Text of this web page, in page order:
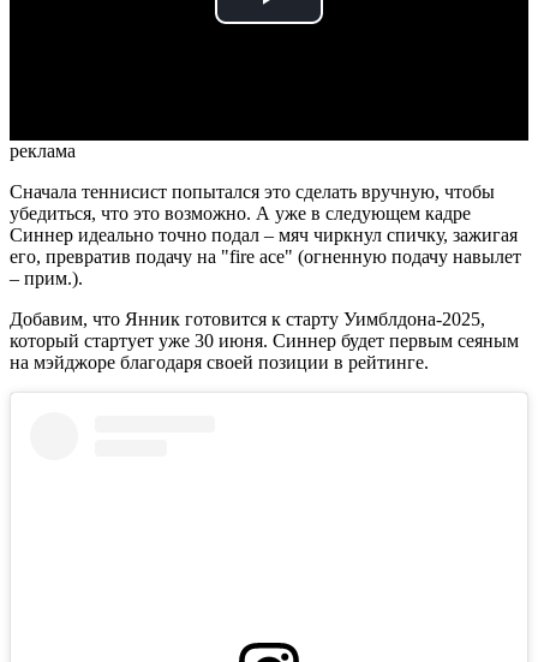
Play
реклама
Сначала теннисист попытался это сделать вручную, чтобы
убедиться, что это возможно. А уже в следующем кадре
Синнер идеально точно подал – мяч чиркнул спичку, зажигая
его, превратив подачу на "fire ace" (огненную подачу навылет
– прим.).
Добавим, что Янник готовится к старту Уимблдона-2025,
который стартует уже 30 июня. Синнер будет первым сеяным
на мэйджоре благодаря своей позиции в рейтинге.